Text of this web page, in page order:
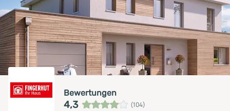
Bewertungen
4,3 (104)